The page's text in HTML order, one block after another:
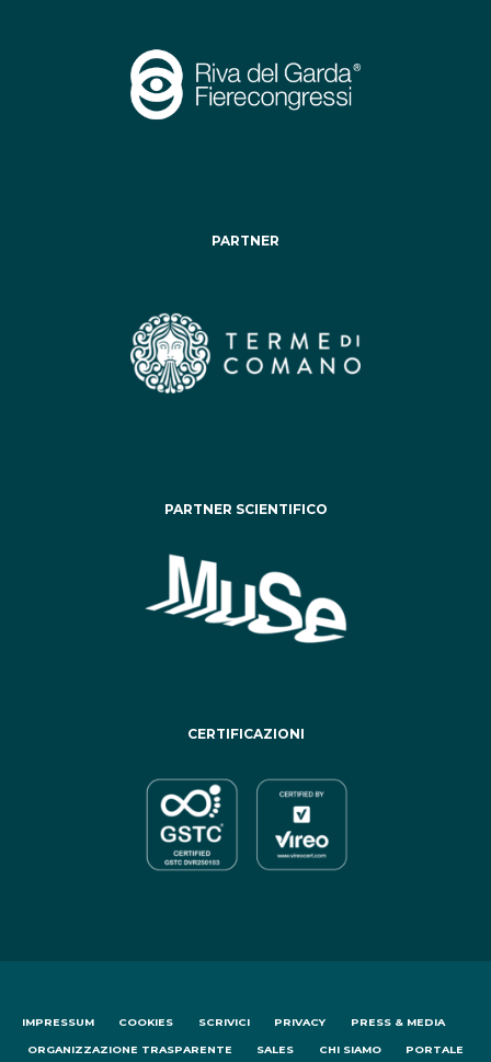
PARTNER
PARTNER SCIENTIFICO
CERTIFICAZIONI
IMPRESSUM COOKIES SCRIVICI PRIVACY PRESS & MEDIA
ORGANIZZAZIONE TRASPARENTE SALES CHI SIAMO PORTALE